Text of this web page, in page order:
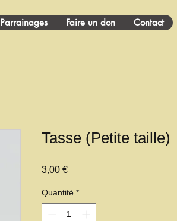
Parrainages Faire un don Contact
Tasse (Petite taille)
3,00 €Prix
Quantité *